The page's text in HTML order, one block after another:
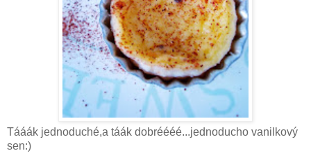
Tááák jednoduché,a táák dobréééé...jednoducho vanilkový
sen:)